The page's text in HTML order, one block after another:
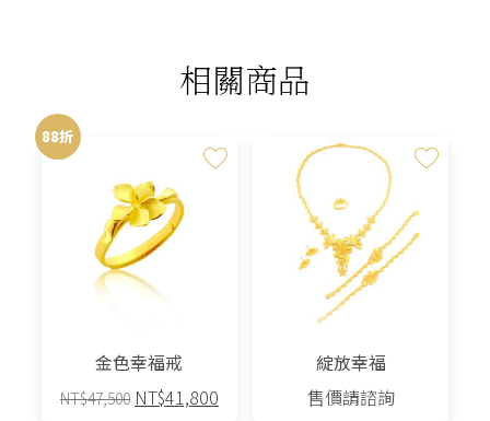
相關商品
88折
金色幸福戒
NT$47,500 原
NT$41,800目
綻放幸福
售價請諮詢